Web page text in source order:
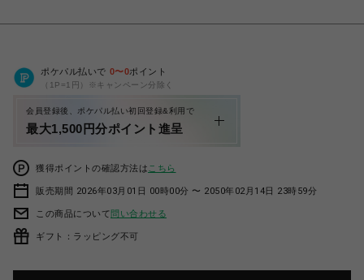
ポケパル払いで 0〜0ポイント
（1P=1円）※キャンペーン分除く
会員登録後、ポケパル払い初回登録&利用で
最大1,500円分ポイント進呈
獲得ポイントの確認方法は こちら
販売期間 2026年03月01日 00時00分 〜 2050年02月14日 23時59分
この商品について問い合わせる
ギフト：ラッピング不可